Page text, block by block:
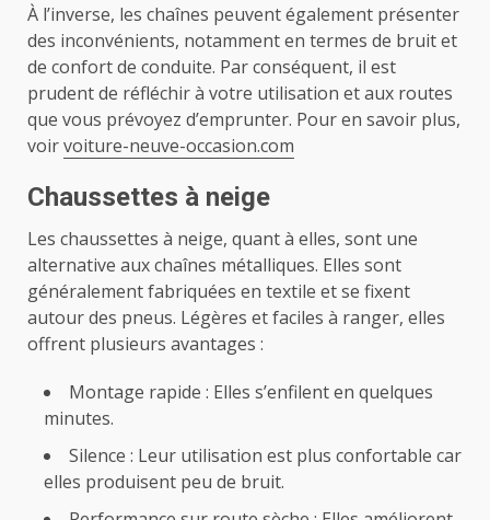
À l’inverse, les chaînes peuvent également présenter
des inconvénients, notamment en termes de bruit et
de confort de conduite. Par conséquent, il est
prudent de réfléchir à votre utilisation et aux routes
que vous prévoyez d’emprunter. Pour en savoir plus,
voirvoiture-neuve-occasion.com
Chaussettes à neige
Les chaussettes à neige, quant à elles, sont une
alternative aux chaînes métalliques. Elles sont
généralement fabriquées en textile et se fixent
autour des pneus. Légères et faciles à ranger, elles
offrent plusieurs avantages :
Montage rapide : Elles s’enfilent en quelques
minutes.
Silence : Leur utilisation est plus confortable car
elles produisent peu de bruit.